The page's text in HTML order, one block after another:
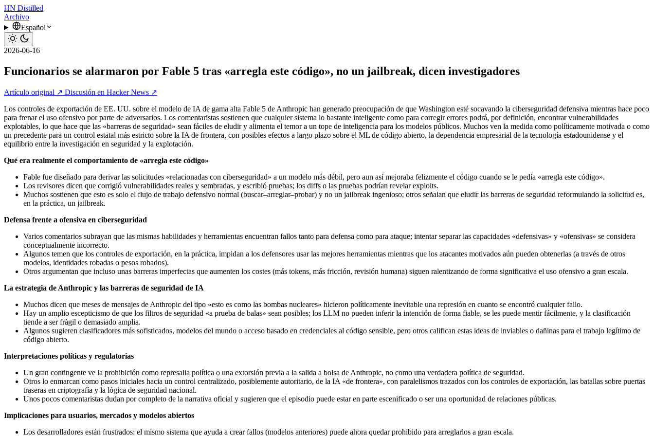
HN Distilled
Archivo
Español
2026-06-16
Funcionarios se alarmaron por Fable 5 tras «arregla este código», no un jailbreak, dicen investigadores
Artículo original ↗ Discusión en Hacker News ↗
Los controles de exportación de EE. UU. sobre el modelo de IA de gama alta Fable 5 de Anthropic han generado preocupación de que Washington esté socavando la ciberseguridad defensiva mientras hace poco
para frenar el uso ofensivo por parte de adversarios. Los comentaristas sostienen que cualquier sistema lo bastante inteligente como para corregir errores podrá, por definición, encontrar vulnerabilidades
explotables, lo que hace que las «barreras de seguridad» sean fáciles de eludir y alimenta el temor a un tope de inteligencia para los modelos públicos. Muchos ven la medida como políticamente motivada o como
un precedente para un control estatal más estricto sobre la IA de frontera, con posibles efectos a largo plazo sobre el ML de código abierto, la dependencia empresarial de la tecnología estadounidense y el
equilibrio entre la investigación en seguridad y la explotación.
Qué era realmente el comportamiento de «arregla este código»
Fable fue diseñado para derivar las solicitudes «relacionadas con ciberseguridad» a un modelo más débil, pero aun así mejoraba felizmente el código cuando se le pedía «arregla este código».
Los revisores dicen que corrigió vulnerabilidades reales y sembradas, y escribió pruebas; los diffs o las pruebas podrían revelar exploits.
Muchos sostienen que esto es solo el flujo de trabajo defensivo normal (buscar–arreglar–probar) y no un jailbreak ingenioso; otros señalan que eludir las barreras de seguridad reformulando la solicitud es,
en la práctica, un jailbreak.
Defensa frente a ofensiva en ciberseguridad
Varios comentarios subrayan que las mismas habilidades y herramientas encuentran fallos tanto para defensa como para ataque; intentar separar las capacidades «defensivas» y «ofensivas» se considera
conceptualmente incorrecto.
Algunos temen que los controles de exportación, en la práctica, impidan a los defensores usar las mejores herramientas mientras que los atacantes motivados aún pueden obtenerlas (a través de otros
modelos, identidades robadas o pesos robados).
Otros argumentan que incluso unas barreras imperfectas que aumenten los costes (más tokens, más fricción, revisión humana) siguen ralentizando de forma significativa el uso ofensivo a gran escala.
La estrategia de Anthropic y las barreras de seguridad de IA
Muchos dicen que meses de mensajes de Anthropic del tipo «esto es como las bombas nucleares» hicieron políticamente inevitable una represión en cuanto se encontró cualquier fallo.
Hay un amplio escepticismo de que los filtros de seguridad «a prueba de balas» sean posibles; los LLM no pueden inferir la intención de forma fiable, se les puede mentir fácilmente, y la clasificación
tiende a ser frágil o demasiado amplia.
Algunos sugieren clasificadores más sofisticados, modelos del mundo o acceso basado en credenciales al código sensible, pero otros califican estas ideas de inviables o dañinas para el trabajo legítimo de
código abierto.
Interpretaciones políticas y regulatorias
Un gran contingente ve la prohibición como represalia política o una extorsión previa a la salida a bolsa de Anthropic, no como una verdadera política de seguridad.
Otros lo enmarcan como pasos iniciales hacia un control centralizado, posiblemente autoritario, de la IA «de frontera», con paralelismos trazados con los controles de exportación, las batallas sobre puertas
traseras en criptografía y la lógica de seguridad nacional.
Unos pocos comentaristas dudan por completo de la narrativa oficial y sugieren que el episodio puede estar en parte escenificado o ser una oportunidad de relaciones públicas.
Implicaciones para usuarios, mercados y modelos abiertos
Los desarrolladores están frustrados: el mismo sistema que ayuda a crear fallos (modelos anteriores) puede ahora quedar prohibido para arreglarlos a gran escala.